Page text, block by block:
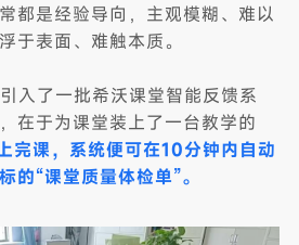
都是经验导向，主观模糊、难以
于表面、难触本质。
入了一批希沃课堂智能反馈系
在于为课堂装上了一台教学的
完课，系统便可在10分钟内自动
的“课堂质量体检单”。